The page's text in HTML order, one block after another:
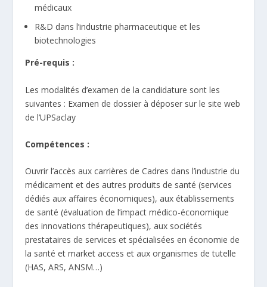
médicaux
R&D dans l’industrie pharmaceutique et les
biotechnologies
Pré-requis :
Les modalités d’examen de la candidature sont les
suivantes : Examen de dossier à déposer sur le site web
de l’UPSaclay
Compétences :
Ouvrir l’accès aux carrières de Cadres dans l’industrie du
médicament et des autres produits de santé (services
dédiés aux affaires économiques), aux établissements
de santé (évaluation de l’impact médico-économique
des innovations thérapeutiques), aux sociétés
prestataires de services et spécialisées en économie de
la santé et market access et aux organismes de tutelle
(HAS, ARS, ANSM…)